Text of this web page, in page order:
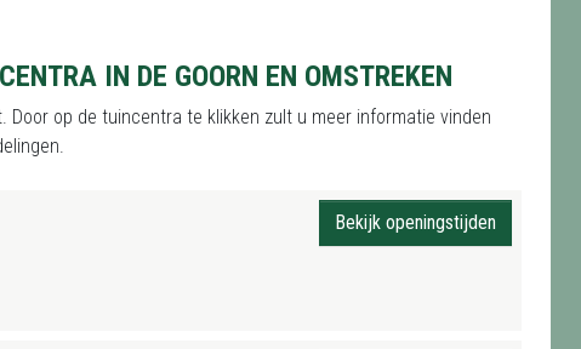
IN DE GOORN EN OMSTREKEN
op de tuincentra te klikken zult u meer informatie vinden
Bekijk openingstijden